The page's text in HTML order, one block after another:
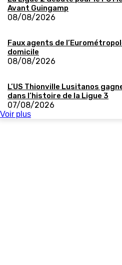
Avant Guingamp
08/08/2026
Faux agents de
domicile
08/08/2026
L’US Thionville Lusitanos
dans l’histoire de la Ligue 3
07/08/2026
Voir plus